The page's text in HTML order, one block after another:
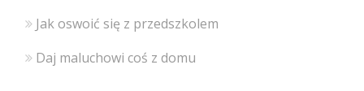
Jak oswoić się z przedszkolem
Daj maluchowi coś z domu